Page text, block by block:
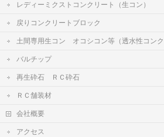
レディーミクストコンクリート（生コン）
戻りコンクリートブロック
土間専用生コン オコシコン等（透水性コンク
バルチップ
再生砕石 ＲＣ砕石
ＲＣ舗装材
会社概要
アクセス